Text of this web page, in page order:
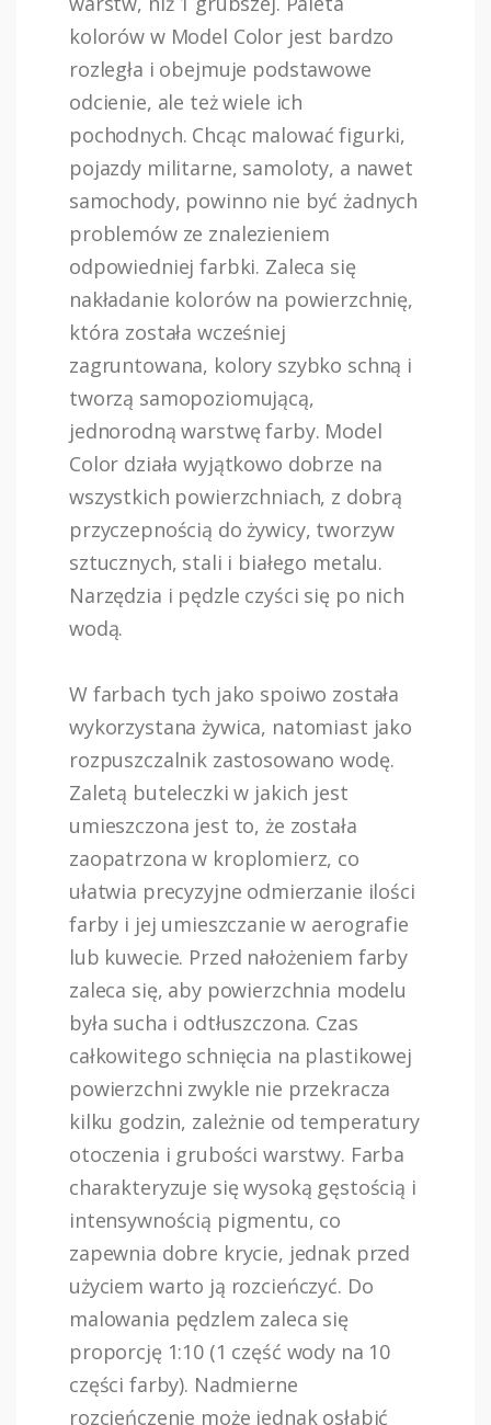
kolorów w Model Color jest bardzo
rozległa i obejmuje podstawowe
odcienie, ale też wiele ich
pochodnych. Chcąc malować figurki,
pojazdy militarne, samoloty, a nawet
samochody, powinno nie być żadnych
problemów ze znalezieniem
odpowiedniej farbki. Zaleca się
nakładanie kolorów na powierzchnię,
która została wcześniej
zagruntowana, kolory szybko schną i
tworzą samopoziomującą,
jednorodną warstwę farby. Model
Color działa wyjątkowo dobrze na
wszystkich powierzchniach, z dobrą
przyczepnością do żywicy, tworzyw
sztucznych, stali i białego metalu.
Narzędzia i pędzle czyści się po nich
wodą.
W farbach tych jako spoiwo została
wykorzystana żywica, natomiast jako
rozpuszczalnik zastosowano wodę.
Zaletą buteleczki w jakich jest
umieszczona jest to, że została
zaopatrzona w kroplomierz, co
ułatwia precyzyjne odmierzanie ilości
farby i jej umieszczanie w aerografie
lub kuwecie. Przed nałożeniem farby
zaleca się, aby powierzchnia modelu
była sucha i odtłuszczona. Czas
całkowitego schnięcia na plastikowej
powierzchni zwykle nie przekracza
kilku godzin, zależnie od temperatury
otoczenia i grubości warstwy. Farba
charakteryzuje się wysoką gęstością i
intensywnością pigmentu, co
zapewnia dobre krycie, jednak przed
użyciem warto ją rozcieńczyć. Do
malowania pędzlem zaleca się
proporcję 1:10 (1 część wody na 10
części farby). Nadmierne
rozcieńczenie może jednak osłabić